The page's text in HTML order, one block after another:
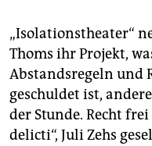
„Isolationstheater“
Thoms ihr Projekt,
Abstandsregeln und
geschuldet ist,
der Stunde. Recht
delicti“, Juli Zehs